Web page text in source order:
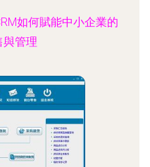
如何賦能中小企業的
與管理